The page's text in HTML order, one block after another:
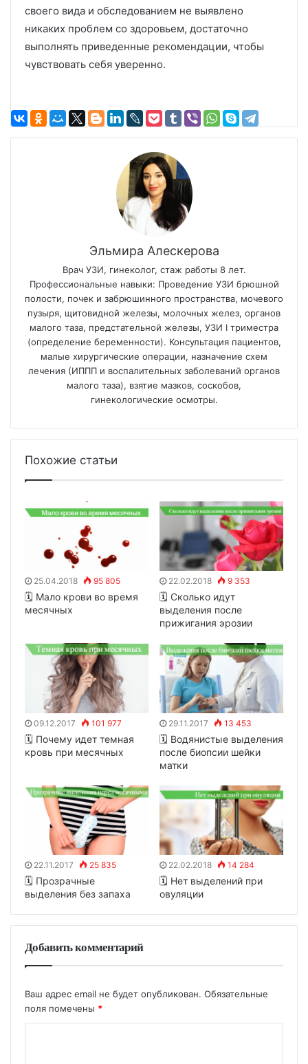
своего вида и обследованием не выявлено
никаких проблем со здоровьем, достаточно
выполнять приведенные рекомендации, чтобы
чувствовать себя уверенно.
Эльмира Алескерова
Врач УЗИ, гинеколог, стаж работы 8 лет.
Профессиональные навыки: Проведение УЗИ брюшной
полости, почек и забрюшинного пространства, мочевого
пузыря, щитовидной железы, молочных желез, органов
малого таза, предстательной железы, УЗИ I триместра
(определение беременности). Консультация пациентов,
малые хирургические операции, назначение схем
лечения (ИППП и воспалительных заболеваний органов
малого таза), взятие мазков, соскобов,
гинекологические осмотры.
Похожие статьи
25.04.2018 95 805
🗓 Мало крови во время
месячных
22.02.2018 9 353
🗓 Сколько идут
выделения после
прижигания эрозии
09.12.2017 101 977
🗓 Почему идет темная
кровь при месячных
29.11.2017 13 453
🗓 Водянистые выделения
после биопсии шейки
матки
22.11.2017 25 835
🗓 Прозрачные
выделения без запаха
22.02.2018 14 284
🗓 Нет выделений при
овуляции
Добавить комментарий
Ваш адрес email не будет опубликован. Обязательные
поля помечены *